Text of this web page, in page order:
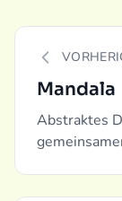
Mandala
Abstraktes